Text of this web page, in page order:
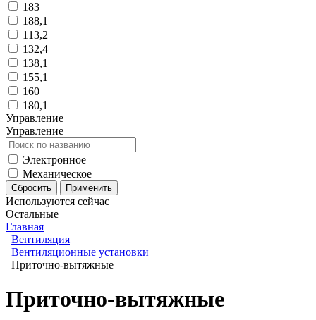
183
188,1
113,2
132,4
138,1
155,1
160
180,1
Управление
Управление
Электронное
Механическое
Используются сейчас
Остальные
Главная
Вентиляция
Вентиляционные установки
Приточно-вытяжные
Приточно-вытяжные